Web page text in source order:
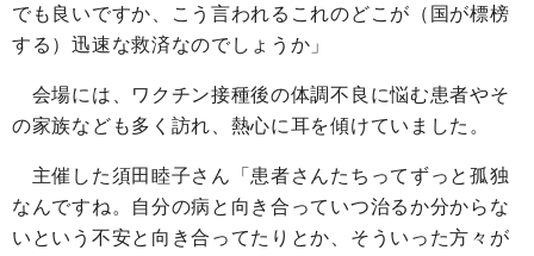
でも良いですか、こう言われるこれのどこが（国が標榜
する）迅速な救済なのでしょうか」
会場には、ワクチン接種後の体調不良に悩む患者やそ
の家族なども多く訪れ、熱心に耳を傾けていました。
主催した須田睦子さん「患者さんたちってずっと孤独
なんですね。自分の病と向き合っていつ治るか分からな
いという不安と向き合ってたりとか、そういった方々が